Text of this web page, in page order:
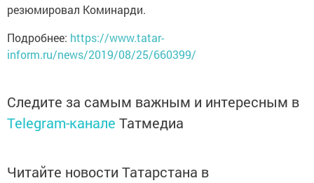
резюмировал Коминарди.
Подробнее: https://www.tatar-
inform.ru/news/2019/08/25/660399/
Следите за самым важным и интересным в
Telegram-канале Татмедиа
Читайте новости Татарстана в